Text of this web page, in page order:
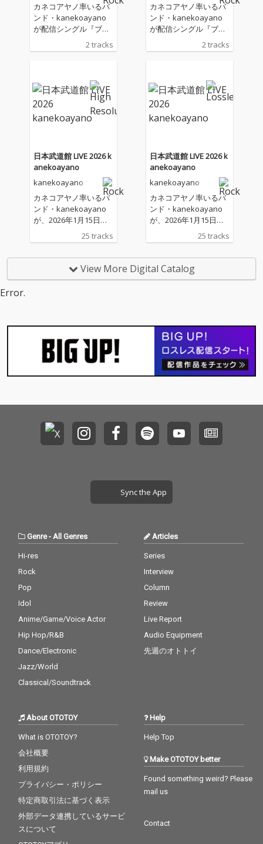
カネコアヤノ率いるバ
ンド・kanekoayano
が配信シングル『ブル
ー/まだ問題ない』の2
曲をリリース。 これま
スを濱野泰政（IZU ST
UDIO）、マスタリング
は中村宗一郎（PEACE
MUSIC）が担当。ジャ
た。
2 tracks
カネコアヤノ率いるバ
ンド・kanekoayano
が配信シングル『ブル
ー/まだ問題ない』の2
曲をリリース。 これま
スを濱野泰政（IZU ST
UDIO）、マスタリング
は中村宗一郎（PEACE
MUSIC）が担当。ジャ
た。
2 tracks
日本武道館 LIVE 2026 k
anekoayano
kanekoayano
カネコアヤノ率いるバ
ンド・kanekoayano
が、2026年1月15日に
日本武道館で開催した
記念すべき初の単独公
収めたライブ音源作品
『日本武道館 LIVE 2026
クスは濱野泰政、ジャ
ケット写真はKiyoe Oz
awaが担当している。
25 tracks
日本武道館 LIVE 2026 k
anekoayano
kanekoayano
カネコアヤノ率いるバ
ンド・kanekoayano
が、2026年1月15日に
日本武道館で開催した
記念すべき初の単独公
収めたライブ音源作品
『日本武道館 LIVE 2026
ト全25曲を収録。ミッ
クスは濱野泰政、ジャ
ケット写真はKiyoe Oz
awaが担当している。
25 tracks
View More Digital Catalog
Error.
Sync the App
Genre- All Genres
Hi-res
Rock
Pop
Idol
Anime/Game/Voice Actor
Hip Hop/R&B
Dance/Electronic
Jazz/World
Classical/Soundtrack
Articles
Series
Interview
Column
Review
Live Report
Audio Equipment
先週のオトトイ
About OTOTOY
What is OTOTOY?
会社概要
利用規約
プライバシー・ポリシー
特定商取引法に基づく表示
外部データ連携しているサービ
スについて
Help
Help Top
Make OTOTOY better
Found something weird? Please
mail us
Contact